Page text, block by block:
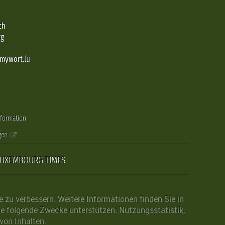
TIMES
verbessern. Weitere Informationen finden Sie in
folgende Zwecke unterstützen: Nutzungsstatistik,
Inhalten.